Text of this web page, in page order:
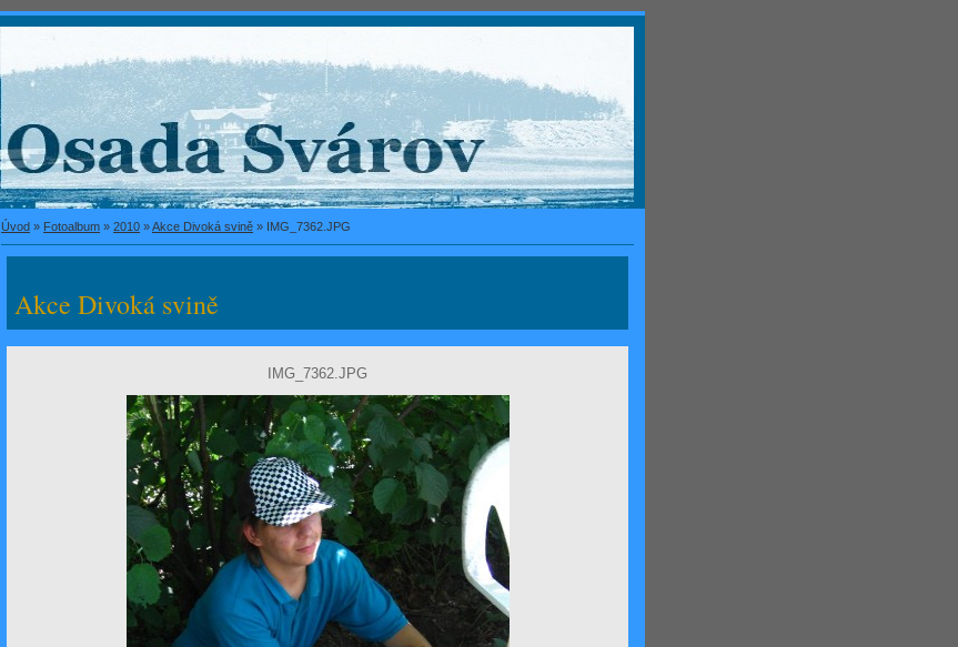
Úvod » Fotoalbum » 2010 »Akce Divoká svině » IMG_7362.JPG
Akce Divoká svině
IMG_7362.JPG